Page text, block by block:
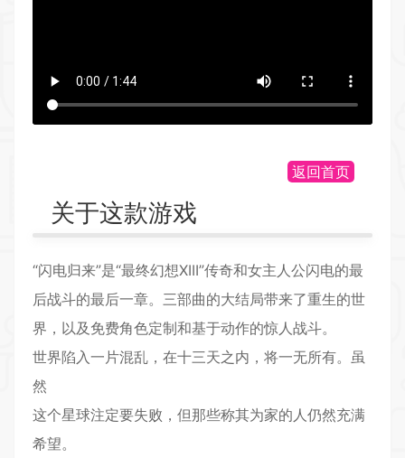
返回首页
关于这款游戏
“闪电归来”是“最终幻想XIII”传奇和女主人公闪电的最
后战斗的最后一章。三部曲的大结局带来了重生的世
界 ，以及免费角色定制和基于动作的惊人战斗。
世界陷入一片混乱，在十三天之内，将一无所有。虽
然
这个星球注定要失败，但那些称其为家的人仍然充满
希望。